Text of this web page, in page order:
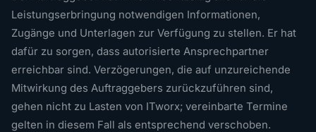
Leistungserbringung notwendigen Informationen,
Zugänge und Unterlagen zur Verfügung zu stellen. Er hat
dafür zu sorgen, dass autorisierte Ansprechpartner
erreichbar sind. Verzögerungen, die auf unzureichende
Mitwirkung des Auftraggebers zurückzuführen sind,
gehen nicht zu Lasten von ITworx; vereinbarte Termine
gelten in diesem Fall als entsprechend verschoben.